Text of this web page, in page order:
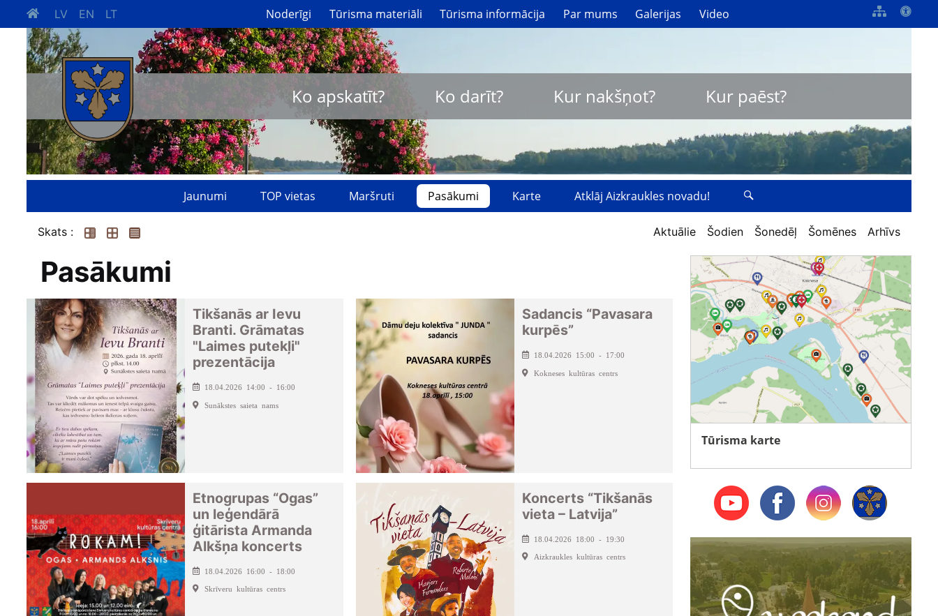
LV EN LT Noderīgi Tūrisma materiāli Tūrisma informācija Par mums Galerijas Video
Ko apskatīt? Ko darīt? Kur nakšņot? Kur paēst?
Jaunumi TOP vietas Maršruti Pasākumi Karte Atklāj Aizkraukles novadu!
Skats : Aktuālie Šodien Šonedēļ Šomēnes Arhīvs
Pasākumi
Tikšanās ar Ievu
Branti. Grāmatas
"Laimes putekļi"
prezentācija
18.04.2026 14:00 - 16:00
Sunākstes saieta nams
Sadancis “Pavasara
kurpēs”
18.04.2026 15:00 - 17:00
Kokneses kultūras centrs
Etnogrupas “Ogas”
un leģendārā
ģitārista Armanda
Alkšņa koncerts
18.04.2026 16:00 - 18:00
Skrīveru kultūras centrs
Koncerts “Tikšanās
vieta – Latvija”
18.04.2026 18:00 - 19:30
Aizkraukles kultūras centrs
Tūrisma karte